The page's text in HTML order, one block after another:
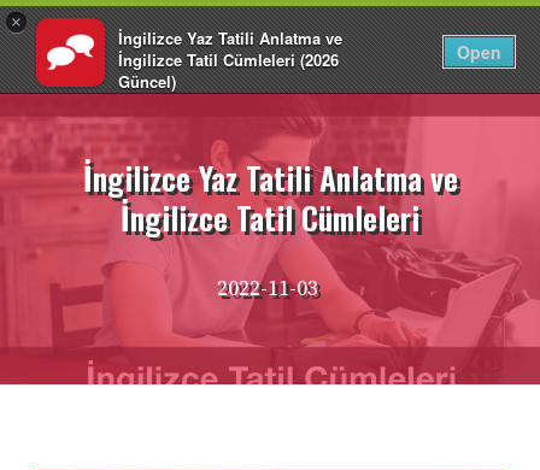
×
İngilizce Yaz Tatili Anlatma ve
İngilizce Tatil Cümleleri (2026
Güncel)
Open
Giriş Yap TR
İçeriğe
atla
İngilizce Yaz Tatili Anlatma ve
İngilizce Tatil Cümleleri
2022-11-03